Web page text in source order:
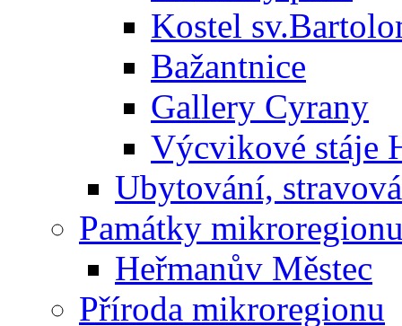
Kostel
Bažantnice
Gallery Cyrany
Výcvikové stáje
Ubytování,
Památky
Heřmanův Městec
Příroda mikroregionu